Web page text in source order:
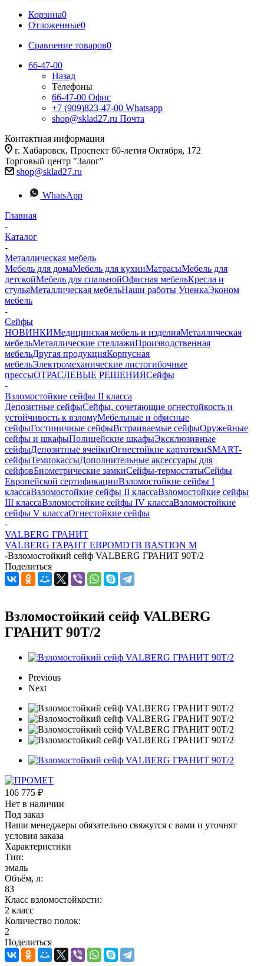
Корзина0
Отложенные0
Сравнение товаров0
66-47-00
Назад
Телефоны
66-47-00 Офис
+7 (909)823-47-00 Whatsapp
shop@sklad27.ru Почта
Контактная информация
г. Хабаровск, Проспект 60-летия Октября, 172
Торговый центр "Залог"
shop@sklad27.ru
WhatsApp
Главная
-
Каталог
-
Металлическая мебель
Мебель для домаМебель для кухниМатраcыМебель для
детскойМебель для спальнойОфисная мебельКресла и
стульяМеталлическая мебельНаши работы УценкаЭконом
мебель
-
Сейфы
НОВИНКИМедицинская мебель и изделияМеталлическая
мебельМеталлические стеллажиПроизводственная
мебельДругая продукцияКорпусная
мебельЭлектромеханические листогибочные
прессыОТРАСЛЕВЫЕ РЕШЕНИЯСейфы
-
Взломостойкие сейфы II класса
Депозитные сейфыСейфы, сочетающие огнестойкость и
устойчивость к взломуМебельные и офисные
сейфыГостиничные сейфыВстраиваемые сейфыОружейные
сейфы и шкафыПолицейские шкафыЭксклюзивные
сейфыДепозитные ячейкиОгнестойкие картотекиSMART-
сейфыТемпокассыДополнительные аксессуары для
сейфовБиометрические замкиСейфы-термостатыСейфы
Европейской сертификацииВзломостойкие сейфы I
классаВзломостойкие сейфы II классаВзломостойкие сейфы
III классаВзломостойкие сейфы IV классаВзломостойкие
сейфы V классаОгнестойкие сейфы
-
VALBERG ГРАНИТ
VALBERG ГАРАНТ ЕВРОMDTB BASTION M
-Взломостойкий сейф VALBERG ГРАНИТ 90T/2
Поделиться
Взломостойкий сейф VALBERG
ГРАНИТ 90T/2
Previous
Next
106 775 ₽
Нет в наличии
Под заказ
Наши менеджеры обязательно свяжутся с вами и уточнят
условия заказа
Характеристики
Тип:
эмаль
Объём, л:
83
Класс взломостойкости:
2 класс
Количество полок:
2
Поделиться